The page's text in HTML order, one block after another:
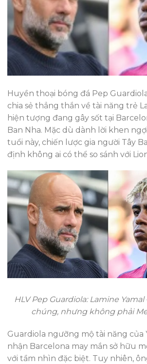
Huyền thoại bóng đá Pep
chia sẻ thẳng thắn về tài năng trẻ
hiện tượng đang gây sốt tại
Ban Nha. Mặc dù dành lời khen
tuổi này, chiến lược gia người Tây
định không ai có thể so sánh với
HLV Pep Guardiola: Lamine
chúng, nhưng không phải
Guardiola ngưỡng mộ tài năng của
nhận Barcelona may mắn sở hữu
với tầm nhìn đặc biệt. Tuy nhiên,